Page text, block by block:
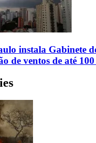
instala Gabinete
de ventos de até